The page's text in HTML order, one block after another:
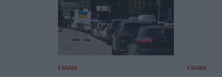
ΕΛΛΆΔΑ ΕΛΛΆΔΑ